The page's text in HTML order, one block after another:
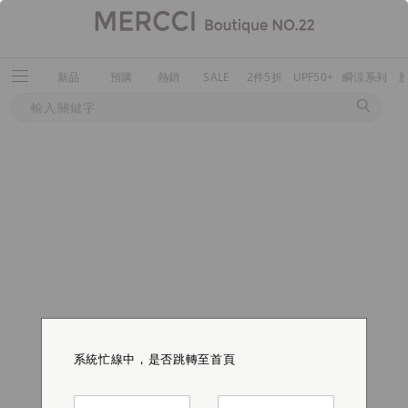
新品 預購 熱銷 SALE 2件5折 UPF50+ 瞬涼系列
系統忙線中，是否跳轉至首頁
系統忙線中，是否跳轉至首頁
系統忙線中，是否跳轉至首頁
系統忙線中，是否跳轉至首頁
系統忙線中，是否跳轉至首頁